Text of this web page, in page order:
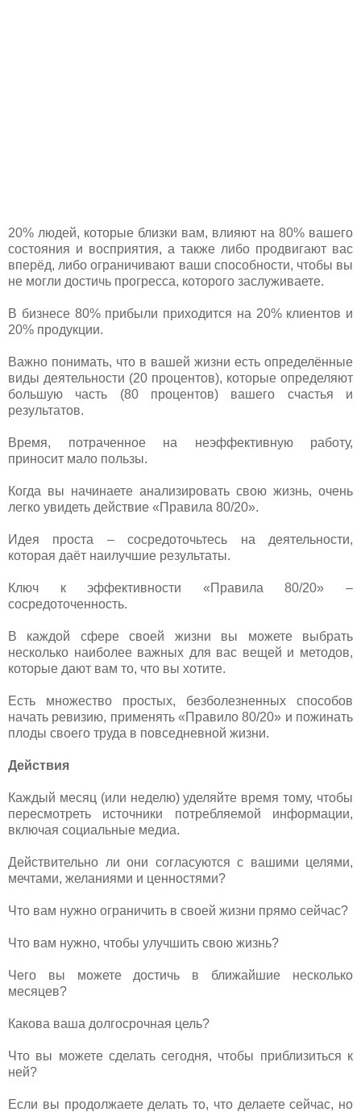
20% людей, которые близки вам, влияют на 80% вашего
состояния и восприятия, а также либо продвигают вас
вперёд, либо ограничивают ваши способности, чтобы вы
не могли достичь прогресса, которого заслуживаете.
В бизнесе 80% прибыли приходится на 20% клиентов и
20% продукции.
Важно понимать, что в вашей жизни есть определённые
виды деятельности (20 процентов), которые определяют
большую часть (80 процентов) вашего счастья и
результатов.
Время, потраченное на неэффективную работу,
приносит мало пользы.
Когда вы начинаете анализировать свою жизнь, очень
легко увидеть действие «Правила 80/20».
Идея проста – сосредоточьтесь на деятельности,
которая даёт наилучшие результаты.
Ключ к эффективности «Правила 80/20» –
сосредоточенность.
В каждой сфере своей жизни вы можете выбрать
несколько наиболее важных для вас вещей и методов,
которые дают вам то, что вы хотите.
Есть множество простых, безболезненных способов
начать ревизию, применять «Правило 80/20» и пожинать
плоды своего труда в повседневной жизни.
Действия
Каждый месяц (или неделю) уделяйте время тому, чтобы
пересмотреть источники потребляемой информации,
включая социальные медиа.
Действительно ли они согласуются с вашими целями,
мечтами, желаниями и ценностями?
Что вам нужно ограничить в своей жизни прямо сейчас?
Что вам нужно, чтобы улучшить свою жизнь?
Чего вы можете достичь в ближайшие несколько
месяцев?
Какова ваша долгосрочная цель?
Что вы можете сделать сегодня, чтобы приблизиться к
ней?
Если вы продолжаете делать то, что делаете сейчас, но